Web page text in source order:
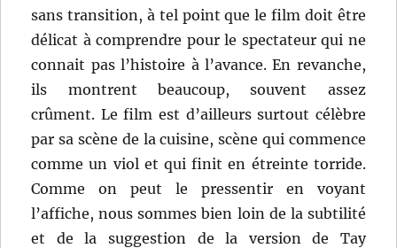
sans transition, à tel point que le film doit être
délicat à comprendre pour le spectateur qui ne
connait pas l’histoire à l’avance. En revanche,
ils montrent beaucoup, souvent assez
crûment. Le film est d’ailleurs surtout célèbre
par sa scène de la cuisine, scène qui commence
comme un viol et qui finit en étreinte torride.
Comme on peut le pressentir en voyant
l’affiche, nous sommes bien loin de la subtilité
et de la suggestion de la version de Tay